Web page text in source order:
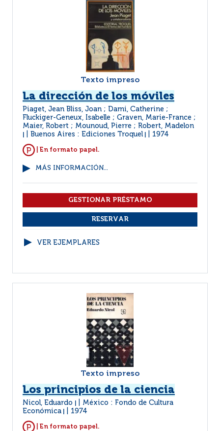
Texto impreso
La dirección de los móviles
Piaget, Jean Bliss, Joan ; Dami, Catherine ;
Fluckiger-Geneux, Isabelle ; Graven, Marie-France ;
Maier, Robert ; Mounoud, Pierre ; Robert, Madelon
Buenos Aires : Ediciones Troquel 1974
| En formato papel.
MÁS INFORMACIÓN...
VER EJEMPLARES
Texto impreso
Los principios de la ciencia
Nicol, Eduardo
México : Fondo de Cultura
Económica
1974
| En formato papel.